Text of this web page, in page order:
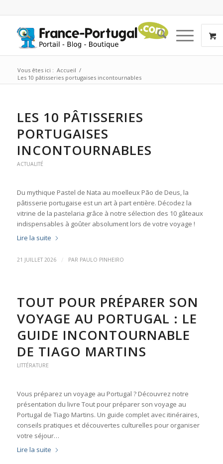
Vous êtes ici : Accueil /
Les 10 pâtisseries portugaises incontournables
LES 10 PÂTISSERIES
PORTUGAISES
INCONTOURNABLES
ACTUALITÉ
Du mythique Pastel de Nata au moelleux Pão de Deus, la
pâtisserie portugaise est un art à part entière. Décodez la
vitrine de la pastelaria grâce à notre sélection des 10 gâteaux
indispensables à goûter absolument lors de votre voyage !
Lire la suite
21 JUILLET 2026 / PAR PAULO PINHEIRO
TOUT POUR PRÉPARER SON
VOYAGE AU PORTUGAL : LE
GUIDE INCONTOURNABLE
DE TIAGO MARTINS
LITTÉRATURE
Vous préparez un voyage au Portugal ? Découvrez notre
présentation du livre Tout pour préparer son voyage au
Portugal de Tiago Martins. Un guide complet avec itinéraires,
conseils pratiques et découvertes culturelles pour organiser
votre séjour…
Lire la suite